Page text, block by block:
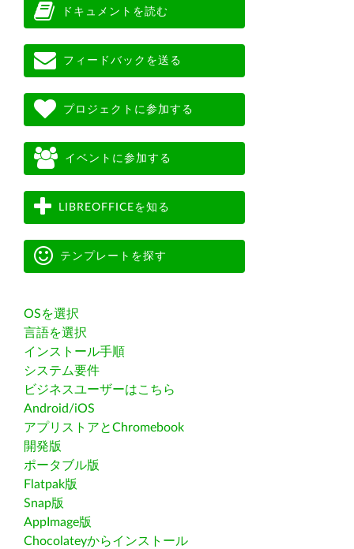
ドキュメントを読む
フィードバックを送る
プロジェクトに参加する
イベントに参加する
LIBREOFFICEを知る
テンプレートを探す
OSを選択
言語を選択
インストール手順
システム要件
ビジネスユーザーはこちら
Android/iOS
アプリストアとChromebook
開発版
ポータブル版
Flatpak版
Snap版
AppImage版
Chocolateyからインストール